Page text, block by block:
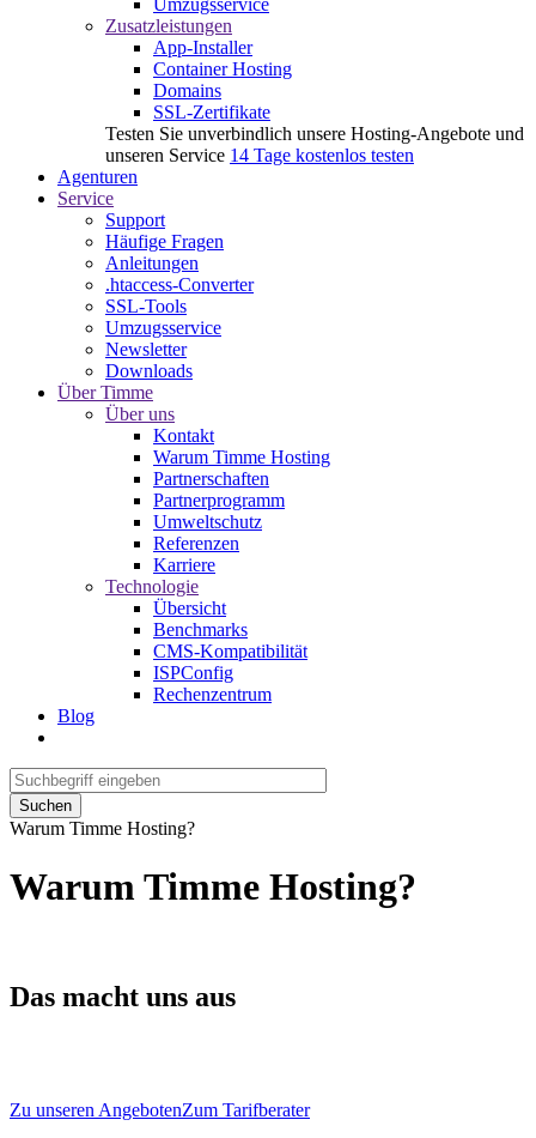
Umzugsservice
Zusatzleistungen
App-Installer
Container Hosting
Domains
SSL-Zertifikate
Testen Sie unverbindlich unsere Hosting-Angebote und
unseren Service 14 Tage kostenlos testen
Agenturen
Service
Support
Häufige Fragen
Anleitungen
.htaccess-Converter
SSL-Tools
Umzugsservice
Newsletter
Downloads
Über Timme
Über uns
Kontakt
Warum Timme Hosting
Partnerschaften
Partnerprogramm
Umweltschutz
Referenzen
Karriere
Technologie
Übersicht
Benchmarks
CMS-Kompatibilität
ISPConfig
Rechenzentrum
Blog
Suchen
Warum Timme Hosting?
Warum Timme Hosting?
Das macht uns aus
Zu unseren AngebotenZum Tarifberater